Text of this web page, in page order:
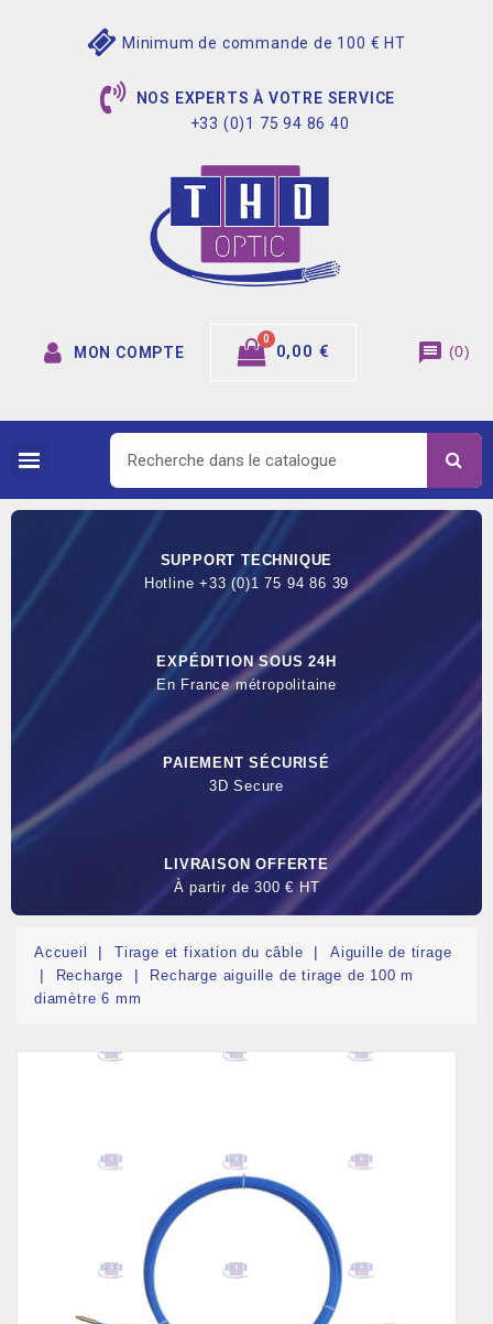
Minimum de commande de 100 € HT
NOS EXPERTS À VOTRE SERVICE
+33 (0)1 75 94 86 40
MON COMPTE 0,00 € message (0)
SUPPORT TECHNIQUE
Hotline +33 (0)1 75 94 86 39
EXPÉDITION SOUS 24H
En France métropolitaine
PAIEMENT SÉCURISÉ
3D Secure
LIVRAISON OFFERTE
À partir de 300 € HT
Accueil Tirage et fixation du câble
Aiguille de tirage
Recharge
Recharge aiguille de tirage de 100 m
diamètre 6 mm